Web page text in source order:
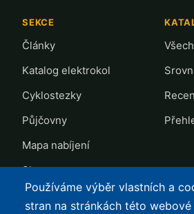
SEKCE
Články
Katalog elektrokol
Cyklostezky
Půjčovny
Mapa nabíjení
Slevy
TOP LISTY Z DAT
Používáme výběr vlastních a
stran na stránkách této